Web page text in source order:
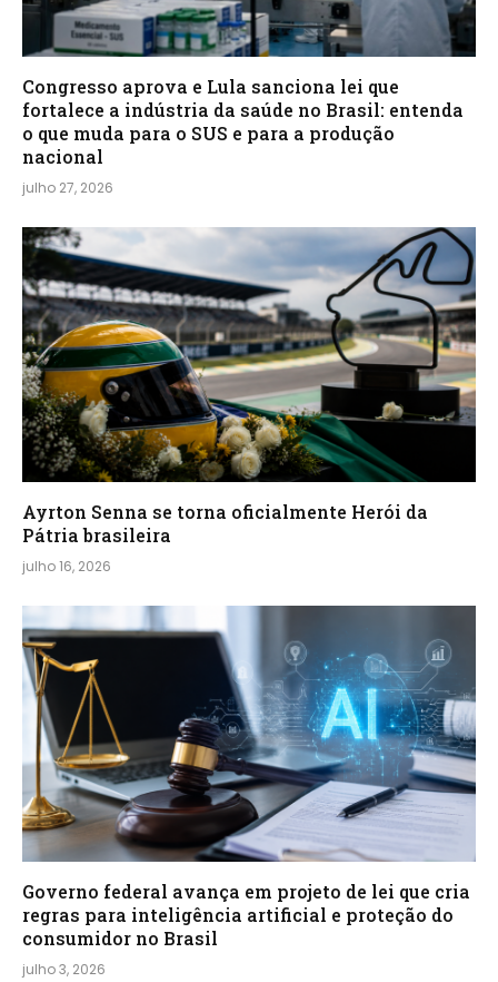
Congresso aprova e Lula sanciona lei que
fortalece a indústria da saúde no Brasil: entenda
o que muda para o SUS e para a produção
nacional
julho 27, 2026
Ayrton Senna se torna oficialmente Herói da
Pátria brasileira
julho 16, 2026
Governo federal avança em projeto de lei que cria
regras para inteligência artificial e proteção do
consumidor no Brasil
julho 3, 2026